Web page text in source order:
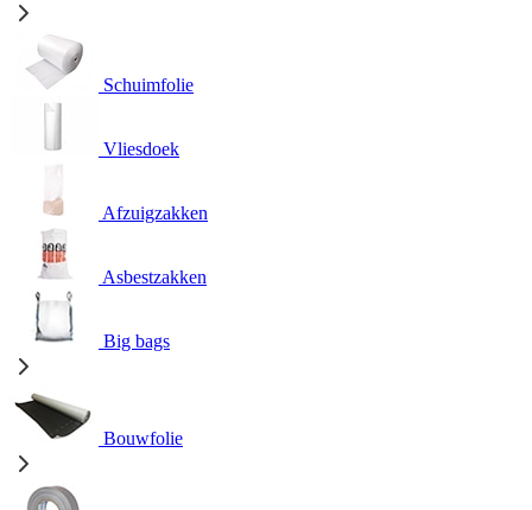
Schuimfolie
Vliesdoek
Afzuigzakken
Asbestzakken
Big bags
Bouwfolie